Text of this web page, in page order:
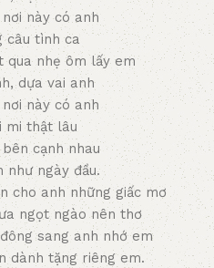
này có anh
câu tình ca
qua nhẹ ôm lấy em
dựa vai anh
này có anh
mi thật lâu
cạnh nhau
như ngày đầu.
cho anh những giấc mơ
ngọt ngào nên thơ
sang anh nhớ em
dành tặng riêng em.